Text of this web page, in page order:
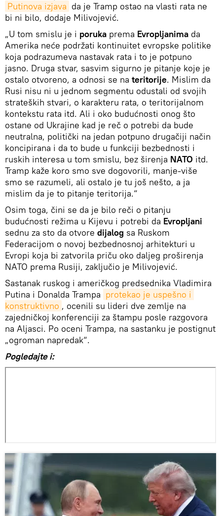
Putinova izjava da je Tramp ostao na vlasti rata ne
bi ni bilo, dodaje Milivojević.
„U tom smislu je i poruka prema Evropljanima da
Amerika neće podržati kontinuitet evropske politike
koja podrazumeva nastavak rata i to je potpuno
jasno. Druga stvar, sasvim sigurno je pitanje koje je
ostalo otvoreno, a odnosi se na teritorije. Mislim da
Rusi nisu ni u jednom segmentu odustali od svojih
strateških stvari, o karakteru rata, o teritorijalnom
kontekstu rata itd. Ali i oko budućnosti onog što
ostane od Ukrajine kad je reč o potrebi da bude
neutralna, politički na jedan potpuno drugačiji način
koncipirana i da to bude u funkciji bezbednosti i
ruskih interesa u tom smislu, bez širenja NATO itd.
Tramp kaže koro smo sve dogovorili, manje-više
smo se razumeli, ali ostalo je tu još nešto, a ja
mislim da je to pitanje teritorija.“
Osim toga, čini se da je bilo reči o pitanju
budućnosti režima u Kijevu i potrebi da Evropljani
sednu za sto da otvore dijalog sa Ruskom
Federacijom o novoj bezbednosnoj arhitekturi u
Evropi koja bi zatvorila priču oko daljeg proširenja
NATO prema Rusiji, zaključio je Milivojević.
Sastanak ruskog i američkog predsednika Vladimira
Putina i Donalda Trampa protekao je uspešno i
konstruktivno , ocenili su lideri dve zemlje na
zajedničkoj konferenciji za štampu posle razgovora
na Aljasci. Po oceni Trampa, na sastanku je postignut
„ogroman napredak“.
Pogledajte i: